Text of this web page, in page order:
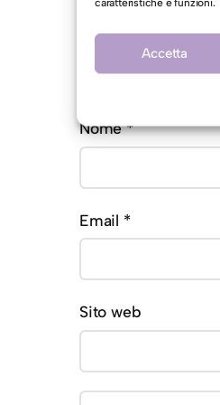
Accetta
Nome*
Email *
Sito web